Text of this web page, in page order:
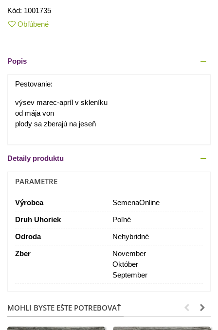
Kód: 1001735
Obľúbené
Popis
Pestovanie:
výsev marec-apríl v skleníku
od mája von
plody sa zberajú na jeseň
Detaily produktu
PARAMETRE
Výrobca SemenaOnline
Druh Uhoriek Poľné
Odroda Nehybridné
Zber
November
Október
September
MOHLI BYSTE EŠTE POTREBOVAŤ